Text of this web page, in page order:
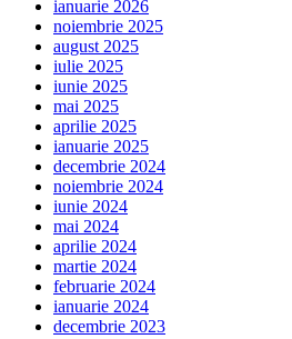
ianuarie 2026
noiembrie 2025
august 2025
iulie 2025
iunie 2025
mai 2025
aprilie 2025
ianuarie 2025
decembrie 2024
noiembrie 2024
iunie 2024
mai 2024
aprilie 2024
martie 2024
februarie 2024
ianuarie 2024
decembrie 2023